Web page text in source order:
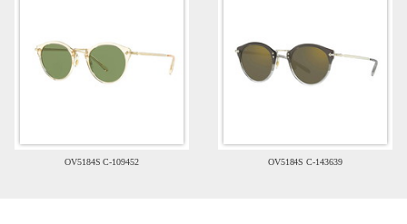
OV5184S C-109452 OV5184S C-143639